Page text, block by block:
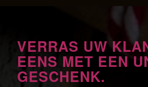
VERRAS UW
EENS MET EEN
GESCHENK.